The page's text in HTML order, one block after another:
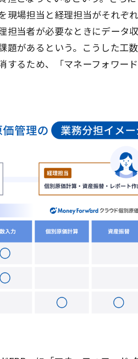
現場担当と経理担当がそれぞ
担当者が必要なときにデータ
題があるという。こうした工
するため、「マネーフォワー